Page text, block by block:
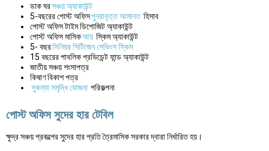
ডাক ঘরসঞ্চয় অ্যাকাউন্ট
5-বছরের পোস্ট অফিসপুনরাবৃত্ত আমানত হিসাব
পোস্ট অফিস টাইম ডিপোজিট অ্যাকাউন্ট
পোস্ট অফিস মাসিকআয় স্কিম অ্যাকাউন্ট
5- বছরসিনিয়র সিটিজেন সেভিংস স্কিম
15 বছরের পাবলিক প্রভিডেন্ট ফান্ড অ্যাকাউন্ট
জাতীয় সঞ্চয় শংসাপত্র
কিষাণ বিকাশ পত্র
সুকন্যা সমৃদ্ধি যোজনা পরিকল্পনা
পোস্ট অফিস সুদের হার টেবিল
ক্ষুদ্র সঞ্চয় প্রকল্পের সুদের হার প্রতি ত্রৈমাসিক সরকার দ্বারা নির্ধারিত হয়।